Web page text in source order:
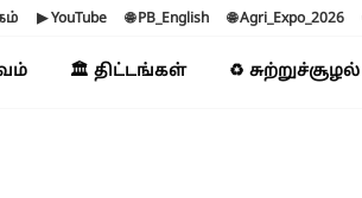
▶ YouTube 🌐 PB_English 🌐 Agri_Expo_2026
🏛️ திட்டங்கள் ♻️ சுற்றுச்சூழல்